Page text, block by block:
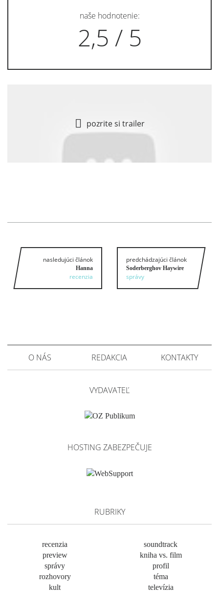
naše hodnotenie:
2,5 / 5
pozrite si trailer
nasledujúci článok
Hanna
recenzia
predchádzajúci článok
Soderberghov Haywire
správy
O NÁS REDAKCIA KONTAKTY
VYDAVATEĽ
HOSTING ZABEZPEČUJE
RUBRIKY
recenzia
preview
správy
rozhovory
kult
soundtrack
kniha vs. film
profil
téma
televízia